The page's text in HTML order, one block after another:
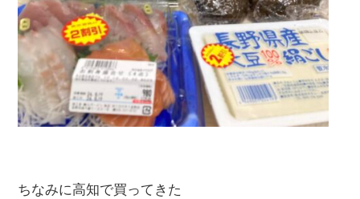
ちなみに高知で買ってきた